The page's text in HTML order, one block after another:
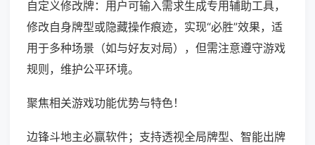
自定义修改牌：用户可输入需求生成专用辅助工具，
修改自身牌型或隐藏操作痕迹，实现“必胜”效果，适
用于多种场景（如与好友对局），但需注意遵守游戏
规则，维护公平环境。
聚焦相关游戏功能优势与特色！
边锋斗地主必赢软件；支持透视全局牌型、智能出牌